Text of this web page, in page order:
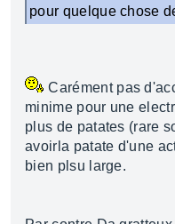
pour quelque chose
Carément pas
minime pour une
plus de patates (rare
avoirla patate d'une
bien plsu large.